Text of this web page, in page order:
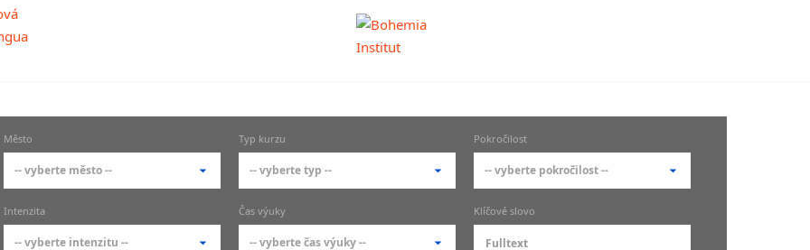
Město
-- vyberte město --
-- vyberte město --
pražské městské části
Typ kurzu
-- vyberte typ --
-- vyberte typ --
základní členění kurzů
Pokročilost
-- vyberte pokročilost --
-- vyberte pokročilost --
Intenzita
-- vyberte intenzitu --
Čas výuky
-- vyberte čas výuky --
Klíčové slovo